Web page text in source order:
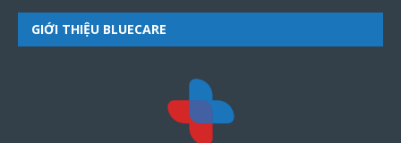
GIỚI THIỆU BLUECARE